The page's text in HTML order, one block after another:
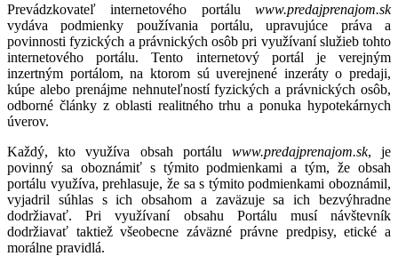
Prevádzkovateľ internetového portálu www.predajprenajom.sk
vydáva podmienky používania portálu, upravujúce práva a
povinnosti fyzických a právnických osôb pri využívaní služieb tohto
internetového portálu. Tento internetový portál je verejným
inzertným portálom, na ktorom sú uverejnené inzeráty o predaji,
kúpe alebo prenájme nehnuteľností fyzických a právnických osôb,
odborné články z oblasti realitného trhu a ponuka hypotekárnych
úverov.
Každý, kto využíva obsah portálu www.predajprenajom.sk, je
povinný sa oboznámiť s týmito podmienkami a tým, že obsah
portálu využíva, prehlasuje, že sa s týmito podmienkami oboznámil,
vyjadril súhlas s ich obsahom a zaväzuje sa ich bezvýhradne
dodržiavať. Pri využívaní obsahu Portálu musí návštevník
dodržiavať taktiež všeobecne záväzné právne predpisy, etické a
morálne pravidlá.